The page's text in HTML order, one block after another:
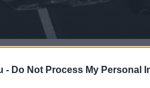
- Do Not Process My Personal
azonban időbe telt, ezt